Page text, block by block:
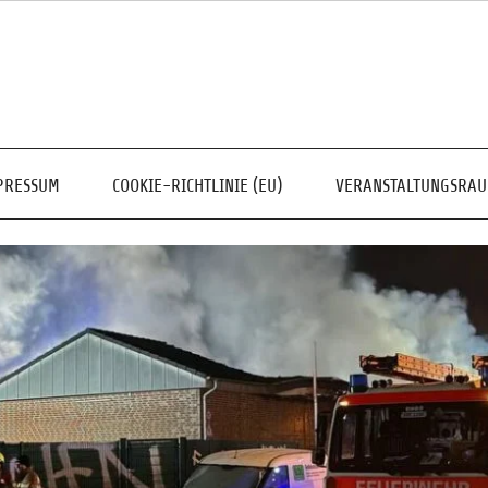
COOKIE-RICHTLINIE (EU)